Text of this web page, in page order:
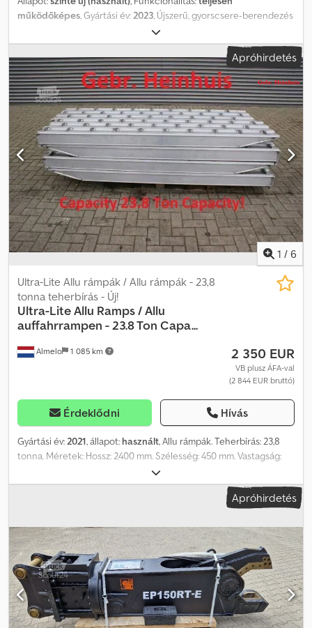
működőképes, Gyártási év:2023, Újszerű, gyorscsere-berendezés
(új gépen volt szerelve, de nem használták). Gyártó: Henle
Csapszeg-átmérő: 800 mm Crodpfxoznu Hre Ahqsf Maximális szár
szélesség: 307 mm Csapszeg-távolság: 450 mm (csapszeg
középvonala és csapszeg középvonala között) Hidraulikus
működtetés Tartalmazza a tömlőgarnitúrát Tartalmazza a legújabb
előírásoknak megfelelő biztonsági kampót.
Apróhirdetés
1 / 6
Almelo 1 085 km
Ultra-Lite Allu rámpák / Allu rámpák - 23,8
tonna teherbírás - Új!
Ultra-LiteAllu Ramps / Allu
auffahrrampen - 23.8 Ton Capa...
2 350 EUR
VB plusz ÁFA-val
(2 844 EUR bruttó)
Érdeklődni Hívás
Gyártási év: 2021, állapot: használt, Allu rámpák. Teherbírás: 23,8
tonna. Méretek: Hossz: 2400 mm. Szélesség: 450 mm. Vastagság:
140 mm. Credsztbmijpfx Ahqsf Ár, 2 darabos szett esetén! A
Heinhuis általános szerződési feltételei vonatkoznak a Heinhuis
által közzétett összes hirdetésre, ajánlatra és árajánlatra, valamint
megelőző tárgyalásokra. Bármilyen formában megadott válaszával
elfogadja a Heinhuis általános szerződési feltételeinek
alkalmazhatóságát, és nyilatkozik arról, hogy megismerte azokat.
Áraink export nettó árak. = További információk = Gyártási év: 2021
Új: Nem Alkalmazási terület: Teherautók = Céginformációk =
További információkért:
Apróhirdetés